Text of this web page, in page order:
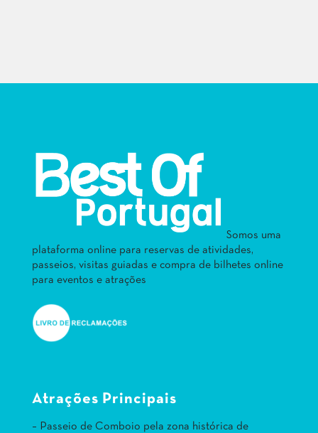
Somos uma
plataforma online para reservas de atividades,
passeios, visitas guiadas e compra de bilhetes online
para eventos e atrações
Atrações Principais
– Passeio de Comboio pela zona histórica de